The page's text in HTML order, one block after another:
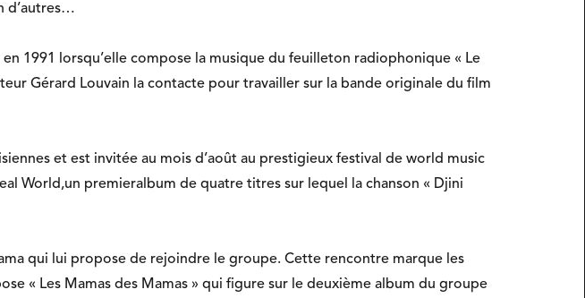
d’autres…
1991 lorsqu’elle compose la musique du feuilleton radiophonique « Le
Gérard Louvain la contacte pour travailler sur la bande originale du film
et est invitée au mois d’août au prestigieux festival de world music
World,un premieralbum de quatre titres sur lequel la chanson « Djini
qui lui propose de rejoindre le groupe. Cette rencontre marque les
« Les Mamas des Mamas » qui figure sur le deuxième album du groupe